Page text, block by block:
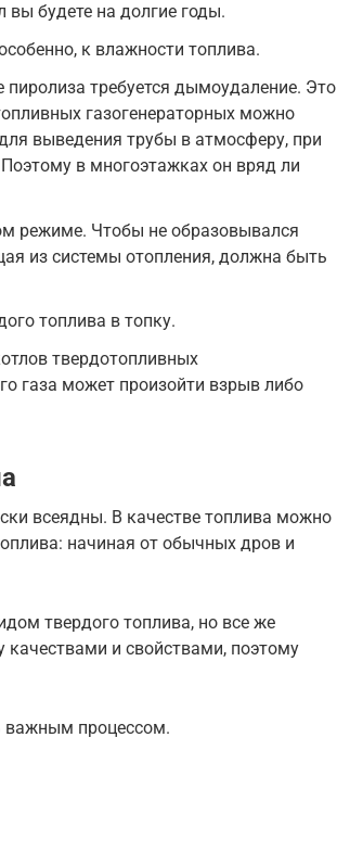
вы будете на долгие годы.
к влажности топлива.
требуется дымоудаление. Это
газогенераторных можно
выведения трубы в атмосферу, при
в многоэтажках он вряд ли
режиме. Чтобы не образовывался
из системы отопления, должна быть
топлива в топку.
твердотопливных
газа может произойти взрыв либо
всеядны. В качестве топлива можно
начиная от обычных дров и
твердого топлива, но все же
и свойствами, поэтому
важным процессом.